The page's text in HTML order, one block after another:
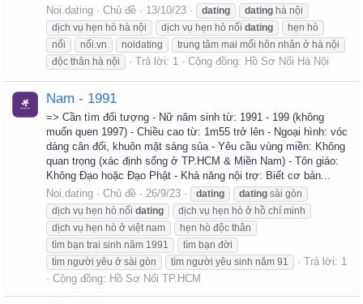
Noi.dating
Chủ đề 13/10/23 dating dating hà nội
dịch vụ hẹn hò hà nội
dịch vụ hẹn hò nối dating
hẹn hò
nối
nối.vn noidating
trung tâm mai mối hôn nhân ở hà nội
độc thân hà nội
Trả lời: 1 Cộng đồng: Hồ Sơ Nối Hà Nội
Nam - 1991
=> Cần tìm đối tượng - Nữ năm sinh từ: 1991 - 199 (không
muốn quen 1997) - Chiều cao từ: 1m55 trở lên - Ngoại hình: vóc
dáng cân đối, khuôn mặt sáng sủa - Yêu cầu vùng miền: Không
quan trọng (xác định sống ở TP.HCM & Miền Nam) - Tôn giáo:
Không Đạo hoặc Đạo Phật - Khả năng nội trợ: Biết cơ bản...
Noi.dating
Chủ đề 26/9/23 dating dating sài gòn
dịch vụ hẹn hò nối dating
dịch vụ hẹn hò ở hồ chí minh
dịch vụ hẹn hò ở việt nam
hẹn hò độc thân
tìm bạn trai sinh năm 1991
tìm bạn đời
tìm người yêu ở sài gòn
tìm người yêu sinh năm 91
Trả lời: 1
Cộng đồng: Hồ Sơ Nối TP.HCM